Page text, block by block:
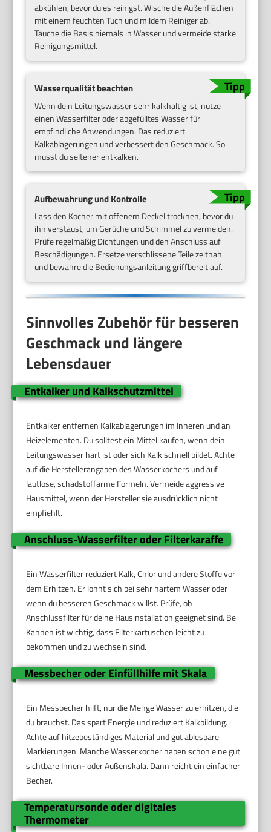
abkühlen, bevor du es reinigst. Wische die Außenflächen
mit einem feuchten Tuch und mildem Reiniger ab.
Tauche die Basis niemals in Wasser und vermeide starke
Reinigungsmittel.
Wasserqualität beachten
Wenn dein Leitungswasser sehr kalkhaltig ist, nutze
einen Wasserfilter oder abgefülltes Wasser für
empfindliche Anwendungen. Das reduziert
Kalkablagerungen und verbessert den Geschmack. So
musst du seltener entkalken.
Aufbewahrung und Kontrolle
Lass den Kocher mit offenem Deckel trocknen, bevor du
ihn verstaust, um Gerüche und Schimmel zu vermeiden.
Prüfe regelmäßig Dichtungen und den Anschluss auf
Beschädigungen. Ersetze verschlissene Teile zeitnah
und bewahre die Bedienungsanleitung griffbereit auf.
Sinnvolles Zubehör für besseren
Geschmack und längere
Lebensdauer
Entkalker und Kalkschutzmittel
Entkalker entfernen Kalkablagerungen im Inneren und an
Heizelementen. Du solltest ein Mittel kaufen, wenn dein
Leitungswasser hart ist oder sich Kalk schnell bildet. Achte
auf die Herstellerangaben des Wasserkochers und auf
lautlose, schadstoffarme Formeln. Vermeide aggressive
Hausmittel, wenn der Hersteller sie ausdrücklich nicht
empfiehlt.
Anschluss-Wasserfilter oder Filterkaraffe
Ein Wasserfilter reduziert Kalk, Chlor und andere Stoffe vor
dem Erhitzen. Er lohnt sich bei sehr hartem Wasser oder
wenn du besseren Geschmack willst. Prüfe, ob
Anschlussfilter für deine Hausinstallation geeignet sind. Bei
Kannen ist wichtig, dass Filterkartuschen leicht zu
bekommen und zu wechseln sind.
Messbecher oder Einfüllhilfe mit Skala
Ein Messbecher hilft, nur die Menge Wasser zu erhitzen, die
du brauchst. Das spart Energie und reduziert Kalkbildung.
Achte auf hitzebeständiges Material und gut ablesbare
Markierungen. Manche Wasserkocher haben schon eine gut
sichtbare Innen- oder Außenskala. Dann reicht ein einfacher
Becher.
Temperatursonde oder digitales
Thermometer